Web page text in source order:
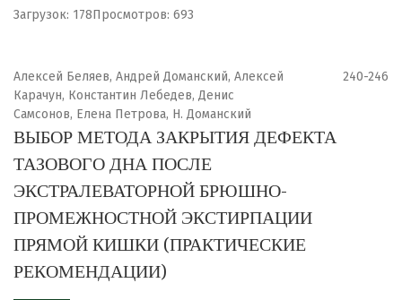
Загрузок: 178Просмотров: 693
Алексей Беляев, Андрей Доманский, Алексей
Карачун, Константин Лебедев, Денис
Самсонов, Елена Петрова, Н. Доманский
240-246
ВЫБОР МЕТОДА ЗАКРЫТИЯ ДЕФЕКТА
ТАЗОВОГО ДНА ПОСЛЕ
ЭКСТРАЛЕВАТОРНОЙ БРЮШНО-
ПРОМЕЖНОСТНОЙ ЭКСТИРПАЦИИ
ПРЯМОЙ КИШКИ (ПРАКТИЧЕСКИЕ
РЕКОМЕНДАЦИИ)